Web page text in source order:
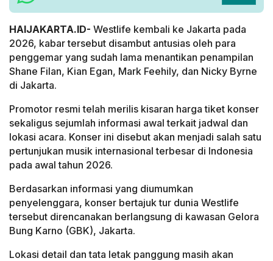
HAIJAKARTA.ID- Westlife kembali ke Jakarta pada
2026, kabar tersebut disambut antusias oleh para
penggemar yang sudah lama menantikan penampilan
Shane Filan, Kian Egan, Mark Feehily, dan Nicky Byrne
di Jakarta.
Promotor resmi telah merilis kisaran harga tiket konser
sekaligus sejumlah informasi awal terkait jadwal dan
lokasi acara. Konser ini disebut akan menjadi salah satu
pertunjukan musik internasional terbesar di Indonesia
pada awal tahun 2026.
Berdasarkan informasi yang diumumkan
penyelenggara, konser bertajuk tur dunia Westlife
tersebut direncanakan berlangsung di kawasan Gelora
Bung Karno (GBK), Jakarta.
Lokasi detail dan tata letak panggung masih akan